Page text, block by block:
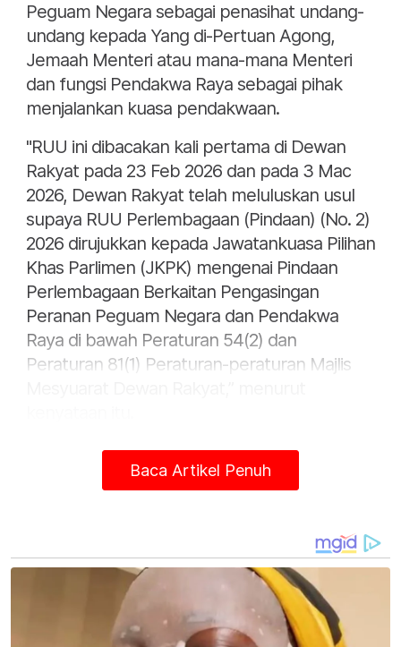
Peguam Negara sebagai penasihat undang-
undang kepada Yang di-Pertuan Agong,
Jemaah Menteri atau mana-mana Menteri
dan fungsi Pendakwa Raya sebagai pihak
menjalankan kuasa pendakwaan.
"RUU ini dibacakan kali pertama di Dewan
Rakyat pada 23 Feb 2026 dan pada 3 Mac
2026, Dewan Rakyat telah meluluskan usul
supaya RUU Perlembagaan (Pindaan) (No. 2)
2026 dirujukkan kepada Jawatankuasa Pilihan
Khas Parlimen (JKPK) mengenai Pindaan
Perlembagaan Berkaitan Pengasingan
Peranan Peguam Negara dan Pendakwa
Raya di bawah Peraturan 54(2) dan
Peraturan 81(1) Peraturan-peraturan Majlis
Jawatankuasa yang dianggotai 11 Ahli
Parlimen kerajaan dan pembangkang itu
parameter perbincangan draf pindaan dalam
Jawatankuasa.
Menurut BHEUU, Penyata Jawatankuasa
Baca Artikel Penuh